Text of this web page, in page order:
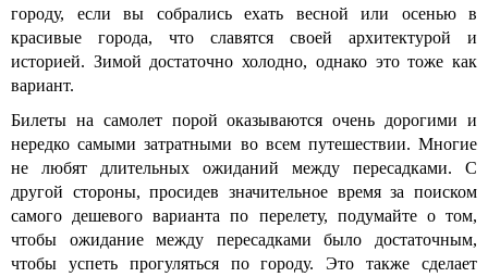
городу, если вы собрались ехать весной или осенью в
красивые города, что славятся своей архитектурой и
историей. Зимой достаточно холодно, однако это тоже как
вариант.
Билеты на самолет порой оказываются очень дорогими и
нередко самыми затратными во всем путешествии. Многие
не любят длительных ожиданий между пересадками. С
другой стороны, просидев значительное время за поиском
самого дешевого варианта по перелету, подумайте о том,
чтобы ожидание между пересадками было достаточным,
чтобы успеть прогуляться по городу. Это также сделает